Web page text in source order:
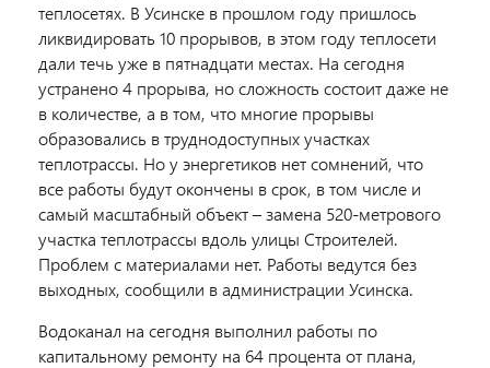
теплосетях. В Усинске в прошлом году пришлось
ликвидировать 10 прорывов, в этом году теплосети
дали течь уже в пятнадцати местах. На сегодня
устранено 4 прорыва, но сложность состоит даже не
в количестве, а в том, что многие прорывы
образовались в труднодоступных участках
теплотрассы. Но у энергетиков нет сомнений, что
все работы будут окончены в срок, в том числе и
самый масштабный объект – замена 520-метрового
участка теплотрассы вдоль улицы Строителей.
Проблем с материалами нет. Работы ведутся без
выходных, сообщили в администрации Усинска.
Водоканал на сегодня выполнил работы по
капитальному ремонту на 64 процента от плана,